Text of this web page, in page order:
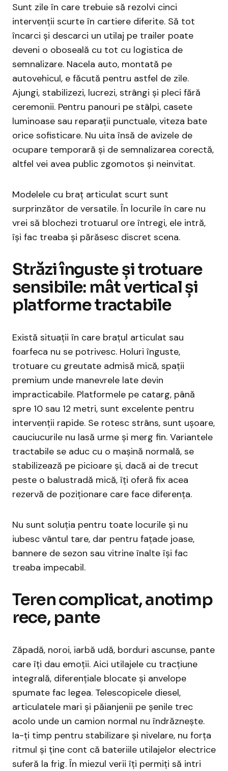
Sunt zile în care trebuie să rezolvi cinci
intervenții scurte în cartiere diferite. Să tot
încarci și descarci un utilaj pe trailer poate
deveni o oboseală cu tot cu logistica de
semnalizare. Nacela auto, montată pe
autovehicul, e făcută pentru astfel de zile.
Ajungi, stabilizezi, lucrezi, strângi și pleci fără
ceremonii. Pentru panouri pe stâlpi, casete
luminoase sau reparații punctuale, viteza bate
orice sofisticare. Nu uita însă de avizele de
ocupare temporară și de semnalizarea corectă,
altfel vei avea public zgomotos și neinvitat.
Modelele cu braț articulat scurt sunt
surprinzător de versatile. În locurile în care nu
vrei să blochezi trotuarul ore întregi, ele intră,
își fac treaba și părăsesc discret scena.
Străzi înguste și trotuare
sensibile: mât vertical și
platforme tractabile
Există situații în care brațul articulat sau
foarfeca nu se potrivesc. Holuri înguste,
trotuare cu greutate admisă mică, spații
premium unde manevrele late devin
impracticabile. Platformele pe catarg, până
spre 10 sau 12 metri, sunt excelente pentru
intervenții rapide. Se rotesc strâns, sunt ușoare,
cauciucurile nu lasă urme și merg fin. Variantele
tractabile se aduc cu o mașină normală, se
stabilizează pe picioare și, dacă ai de trecut
peste o balustradă mică, îți oferă fix acea
rezervă de poziționare care face diferența.
Nu sunt soluția pentru toate locurile și nu
iubesc vântul tare, dar pentru fațade joase,
bannere de sezon sau vitrine înalte își fac
treaba impecabil.
Teren complicat, anotimp
rece, pante
Zăpadă, noroi, iarbă udă, borduri ascunse, pante
care îți dau emoții. Aici utilajele cu tracțiune
integrală, diferențiale blocate și anvelope
spumate fac legea. Telescopicele diesel,
articulatele mari și păianjenii pe șenile trec
acolo unde un camion normal nu îndrăznește.
Ia-ți timp pentru stabilizare și nivelare, nu forța
ritmul și ține cont că bateriile utilajelor electrice
suferă la frig. În miezul verii îți permiți să intri